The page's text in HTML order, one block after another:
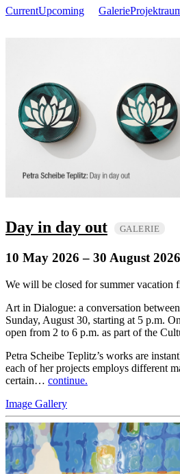
CurrentUpcoming Galerie
Day in day out GALERIE
10 May 2026 – 30 August 2026
We will be closed for summer vacation
Art in Dialogue: a conversation
Sunday, August 30, starting at 5 p.m.
open from 2 to 6 p.m. as part of the
Petra Scheibe Teplitz’s works are
each of her projects employs different
certain… continue.
Image Gallery